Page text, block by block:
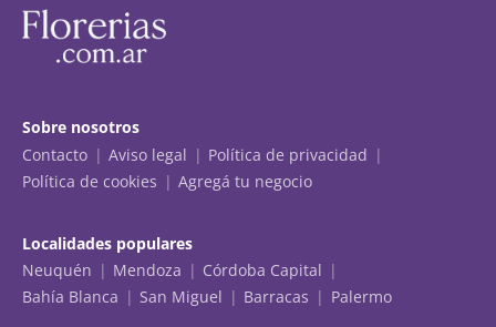
Sobre nosotros
Contacto
Aviso legal
Política de privacidad
Política de cookies
Agregá tu negocio
Localidades populares
Neuquén
Mendoza
Córdoba Capital
Bahía Blanca
San Miguel Barracas Palermo